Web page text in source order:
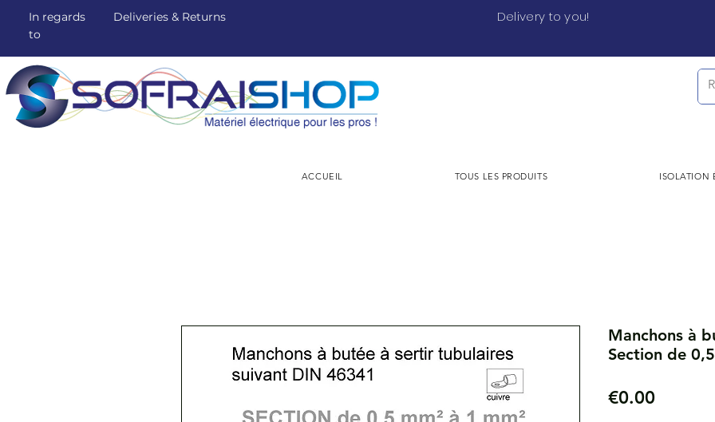
In regards
to
Deliveries & Returns Delivery to you!
ACCUEIL TOUS LES PRODUITS ISOLATION
Manchons à
Section de
€0.00Price